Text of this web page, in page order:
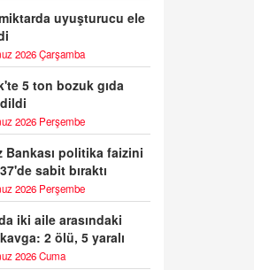
uyuşturucu ele
2026 Çarşamba
5 ton bozuk gıda
2026 Perşembe
Bankası politika faizini
sabit bıraktı
2026 Perşembe
iki aile arasındaki
2 ölü, 5 yaralı
2026 Cuma